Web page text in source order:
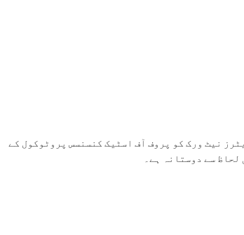
نیٹ ورک کو پروف آف اسٹیک کنسنسس پروٹوکول کے